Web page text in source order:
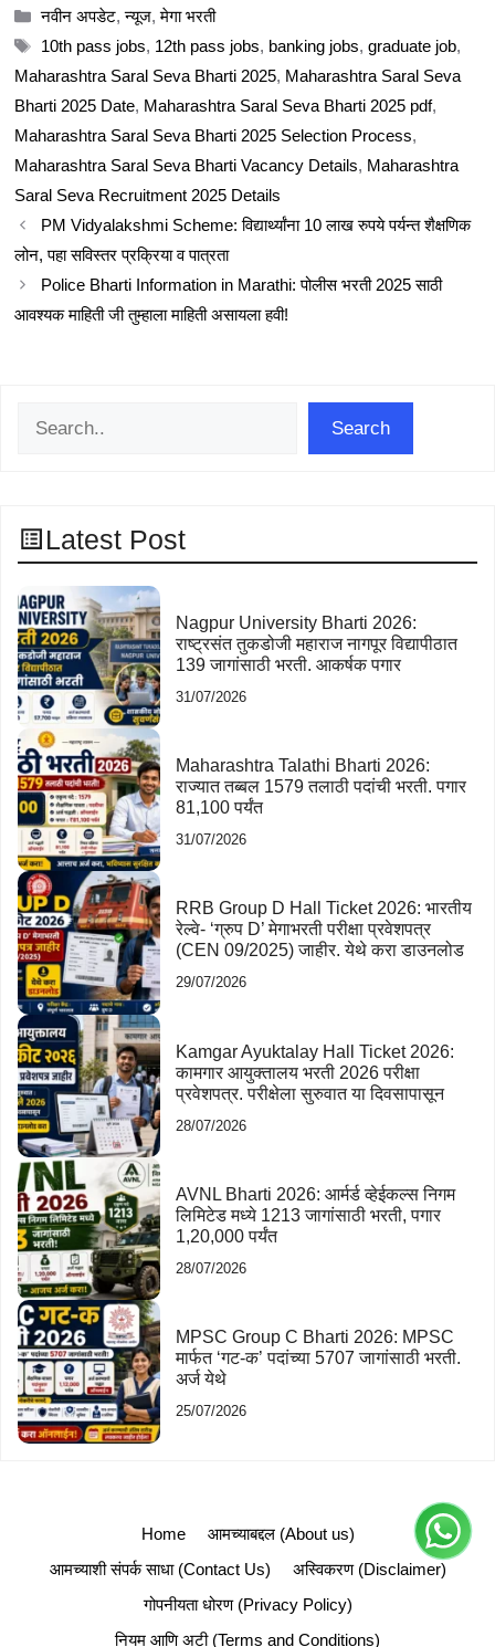
Categories
नवीन अपडेट,न्यूज,मेगा भरती
Tags
10th pass jobs, 12th pass jobs, banking jobs, graduate job,
Maharashtra Saral Seva Bharti 2025, Maharashtra Saral Seva
Bharti 2025 Date, Maharashtra Saral Seva Bharti 2025 pdf,
Maharashtra Saral Seva Bharti 2025 Selection Process,
Maharashtra Saral Seva Bharti Vacancy Details, Maharashtra
Saral Seva Recruitment 2025 Details
PM Vidyalakshmi Scheme: विद्यार्थ्यांना 10 लाख रुपये पर्यन्त शैक्षणिक
लोन, पहा सविस्तर प्रक्रिया व पात्रता
Police Bharti Information in Marathi: पोलीस भरती 2025 साठी
आवश्यक माहिती जी तुम्हाला माहिती असायला हवी!
Search
Latest Post
Nagpur University Bharti 2026:
राष्ट्रसंत तुकडोजी महाराज नागपूर विद्यापीठात
139 जागांसाठी भरती. आकर्षक पगार
31/07/2026
Maharashtra Talathi Bharti 2026:
राज्यात तब्बल 1579 तलाठी पदांची भरती. पगार
81,100 पर्यंत
31/07/2026
RRB Group D Hall Ticket 2026: भारतीय
रेल्वे- ‘ग्रुप D’ मेगाभरती परीक्षा प्रवेशपत्र
(CEN 09/2025) जाहीर. येथे करा डाउनलोड
29/07/2026
Kamgar Ayuktalay Hall Ticket 2026:
कामगार आयुक्तालय भरती 2026 परीक्षा
प्रवेशपत्र. परीक्षेला सुरुवात या दिवसापासून
28/07/2026
AVNL Bharti 2026: आर्मर्ड व्हेईकल्स निगम
लिमिटेड मध्ये 1213 जागांसाठी भरती, पगार
1,20,000 पर्यंत
28/07/2026
MPSC Group C Bharti 2026: MPSC
मार्फत ‘गट-क’ पदांच्या 5707 जागांसाठी भरती.
अर्ज येथे
25/07/2026
Home
आमच्याबद्दल (About us)
आमच्याशी संपर्क साधा (Contact Us)
अस्विकरण (Disclaimer)
गोपनीयता धोरण (Privacy Policy)
नियम आणि अटी (Terms and Conditions)